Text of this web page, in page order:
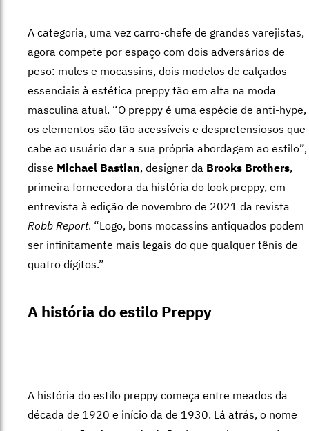
A categoria, uma vez carro-chefe de grandes varejistas,
agora compete por espaço com dois adversários de
peso: mules e mocassins, dois modelos de calçados
essenciais à estética preppy tão em alta na moda
masculina atual. “O preppy é uma espécie de anti-hype,
os elementos são tão acessíveis e despretensiosos que
cabe ao usuário dar a sua própria abordagem ao estilo”,
disse Michael Bastian, designer da Brooks Brothers,
primeira fornecedora da história do look preppy, em
entrevista à edição de novembro de 2021 da revista
Robb Report. “Logo, bons mocassins antiquados podem
ser infinitamente mais legais do que qualquer tênis de
quatro dígitos.”
A história do estilo Preppy
A história do estilo preppy começa entre meados da
década de 1920 e início da de 1930. Lá atrás, o nome